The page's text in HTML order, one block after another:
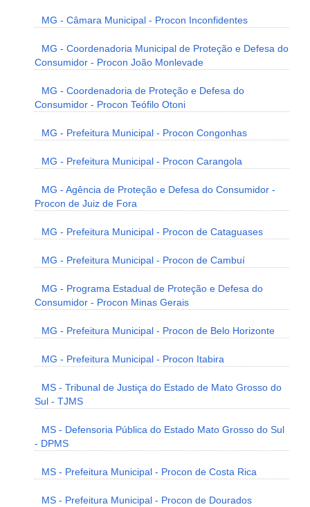
MG - Câmara Municipal - Procon Inconfidentes
MG - Coordenadoria Municipal de Proteção e Defesa do
Consumidor - Procon João Monlevade
MG - Coordenadoria de Proteção e Defesa do
Consumidor - Procon Teófilo Otoni
MG - Prefeitura Municipal - Procon Congonhas
MG - Prefeitura Municipal - Procon Carangola
MG - Agência de Proteção e Defesa do Consumidor -
Procon de Juiz de Fora
MG - Prefeitura Municipal - Procon de Cataguases
MG - Prefeitura Municipal - Procon de Cambuí
MG - Programa Estadual de Proteção e Defesa do
Consumidor - Procon Minas Gerais
MG - Prefeitura Municipal - Procon de Belo Horizonte
MG - Prefeitura Municipal - Procon Itabira
MS - Tribunal de Justiça do Estado de Mato Grosso do
Sul - TJMS
MS - Defensoria Pública do Estado Mato Grosso do Sul
- DPMS
MS - Prefeitura Municipal - Procon de Costa Rica
MS - Prefeitura Municipal - Procon de Dourados